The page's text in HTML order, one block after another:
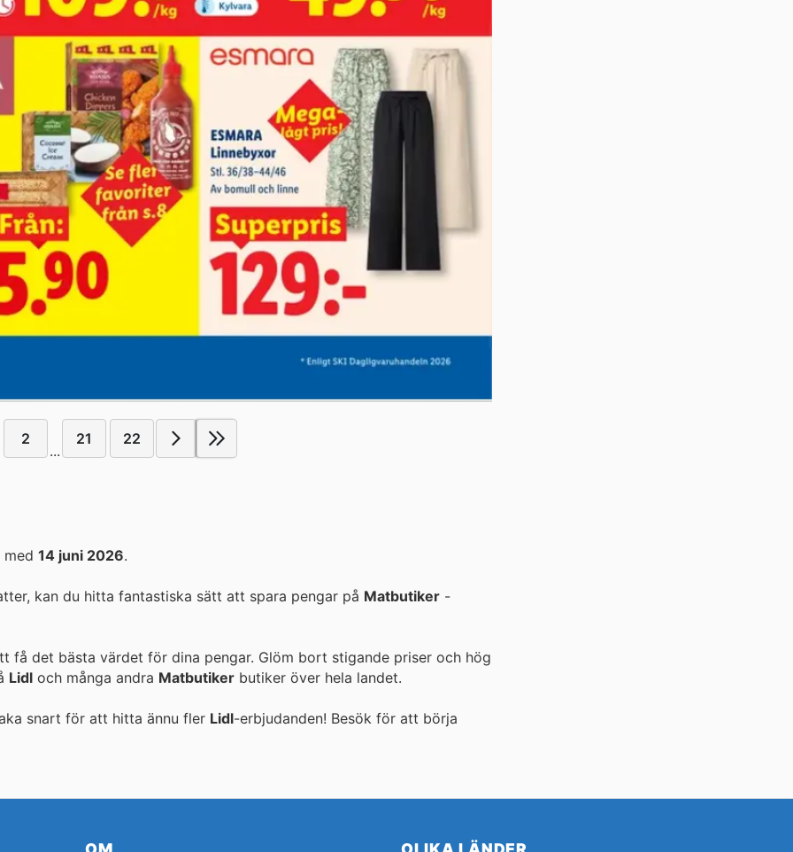
2
...
21 22
14 juni 2026.
kan du hitta fantastiska sätt att spara pengar på Matbutiker -
det bästa värdet för dina pengar. Glöm bort stigande priser och hög
Lidl och många andra Matbutiker butiker över hela landet.
snart för att hitta ännu fler Lidl-erbjudanden! Besök för att börja